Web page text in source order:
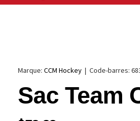
Marque:CCM Hockey |Code-barres:
Sac Team